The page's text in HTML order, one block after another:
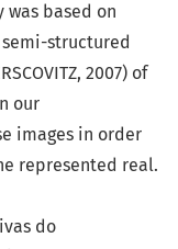
was based on
semi-structured
2007) of
our
images in order
represented real.
do